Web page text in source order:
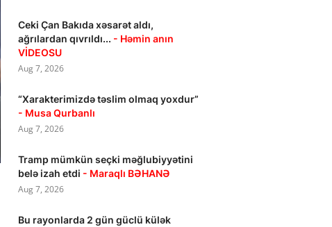
Ceki Çan Bakıda xəsarət aldı,
ağrılardan qıvrıldı... - Həmin anın
VİDEOSU
Aug 7, 2026
“Xarakterimizdə təslim olmaq yoxdur”
- Musa Qurbanlı
Aug 7, 2026
Tramp mümkün seçki məğlubiyyətini
belə izah etdi - Maraqlı BƏHANƏ
Aug 7, 2026
Bu rayonlarda 2 gün güclü külək